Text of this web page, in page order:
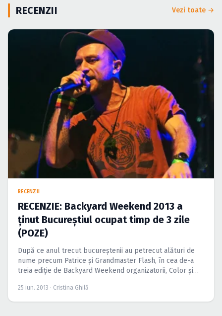
RECENZII Vezi toate →
RECENZII
RECENZIE: Backyard Weekend 2013 a
ţinut Bucureştiul ocupat timp de 3 zile
(POZE)
După ce anul trecut bucureştenii au petrecut alături de
nume precum Patrice şi Grandmaster Flash, în cea de-a
treia ediţie de Backyard Weekend organizatorii, Color şi
PillowTalk, Mario Basanov, Nouvelle Vague, Dub FX şi
mulţi, mulţi alţii.
25 iun. 2013 · Cristina Ghilă